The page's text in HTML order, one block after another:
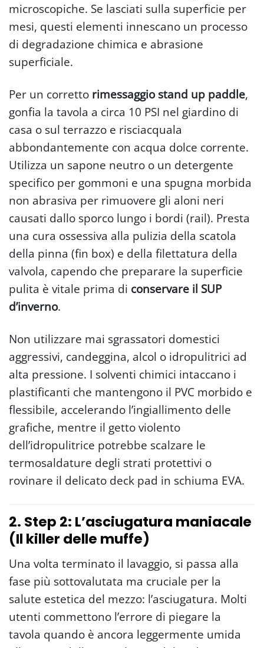
microscopiche. Se lasciati sulla superficie per
mesi, questi elementi innescano un processo
di degradazione chimica e abrasione
superficiale.
Per un corretto rimessaggio stand up paddle,
gonfia la tavola a circa 10 PSI nel giardino di
casa o sul terrazzo e risciacquala
abbondantemente con acqua dolce corrente.
Utilizza un sapone neutro o un detergente
specifico per gommoni e una spugna morbida
non abrasiva per rimuovere gli aloni neri
causati dallo sporco lungo i bordi (rail). Presta
una cura ossessiva alla pulizia della scatola
della pinna (fin box) e della filettatura della
valvola, capendo che preparare la superficie
pulita è vitale prima di conservare il SUP
d’inverno.
Non utilizzare mai sgrassatori domestici
aggressivi, candeggina, alcol o idropulitrici ad
alta pressione. I solventi chimici intaccano i
plastificanti che mantengono il PVC morbido e
flessibile, accelerando l’ingiallimento delle
grafiche, mentre il getto violento
dell’idropulitrice potrebbe scalzare le
termosaldature degli strati protettivi o
rovinare il delicato deck pad in schiuma EVA.
2. Step 2: L’asciugatura maniacale
(Il killer delle muffe)
Una volta terminato il lavaggio, si passa alla
fase più sottovalutata ma cruciale per la
salute estetica del mezzo: l’asciugatura. Molti
utenti commettono l’errore di piegare la
tavola quando è ancora leggermente umida